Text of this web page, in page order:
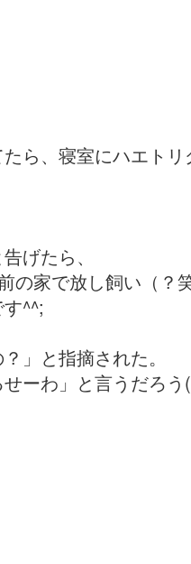
ら、寝室にハエトリ
げたら、
の家で放し飼い（？
^^;
」と指摘された。
せーわ」と言うだろ